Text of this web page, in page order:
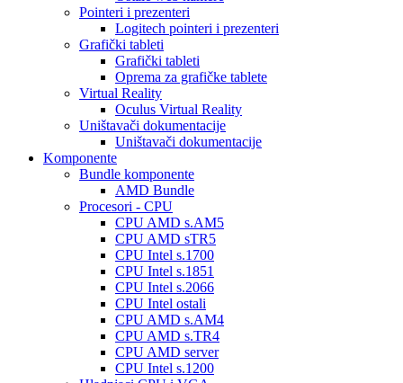
Pointeri i prezenteri
Logitech pointeri i prezenteri
Grafički tableti
Grafički tableti
Oprema za grafičke tablete
Virtual Reality
Oculus Virtual Reality
Uništavači dokumentacije
Uništavači dokumentacije
Komponente
Bundle komponente
AMD Bundle
Procesori - CPU
CPU AMD s.AM5
CPU AMD sTR5
CPU Intel s.1700
CPU Intel s.1851
CPU Intel s.2066
CPU Intel ostali
CPU AMD s.AM4
CPU AMD s.TR4
CPU AMD server
CPU Intel s.1200